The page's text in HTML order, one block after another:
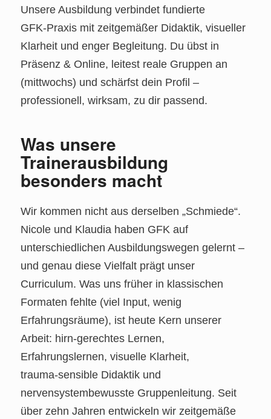
Unsere Ausbildung verbindet fundierte
GFK‑Praxis mit zeitgemäßer Didaktik, visueller
Klarheit und enger Begleitung. Du übst in
Präsenz & Online, leitest reale Gruppen an
(mittwochs) und schärfst dein Profil –
professionell, wirksam, zu dir passend.
Was unsere
Trainerausbildung
besonders macht
Wir kommen nicht aus derselben „Schmiede“.
Nicole und Klaudia haben GFK auf
unterschiedlichen Ausbildungswegen gelernt –
und genau diese Vielfalt prägt unser
Curriculum. Was uns früher in klassischen
Formaten fehlte (viel Input, wenig
Erfahrungsräume), ist heute Kern unserer
Arbeit: hirn‑gerechtes Lernen,
Erfahrungslernen, visuelle Klarheit,
trauma‑sensible Didaktik und
nervensystembewusste Gruppenleitung. Seit
über zehn Jahren entwickeln wir zeitgemäße